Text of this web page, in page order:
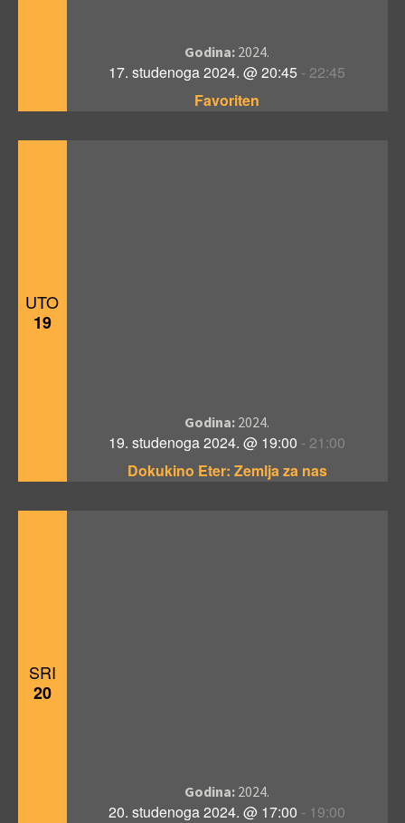
Favoriten
Godina: 2024.
17. studenoga 2024. @ 20:45 - 22:45
UTO
19
Dokukino Eter: Zemlja za nas
Godina: 2024.
19. studenoga 2024. @ 19:00 - 21:00
SRI
20
Godina: 2024.
20. studenoga 2024. @ 17:00 - 19:00